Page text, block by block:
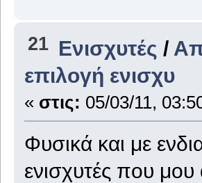
21 Ενισχυτές /
επιλογή ενισχυ
« στις: 05/03/11,
Φυσικά και με
ενισχυτές που